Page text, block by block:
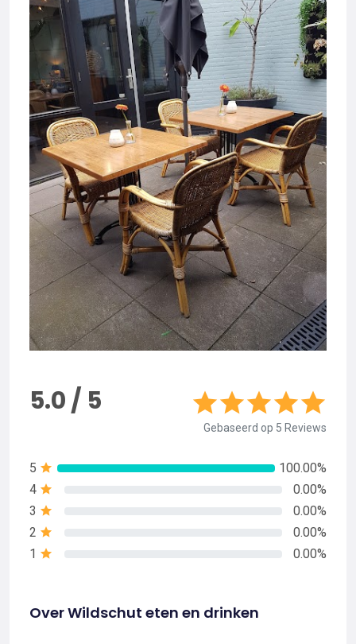
5.0 / 5
Gebaseerd op 5 Reviews
5
100.00%
4
0.00%
3
0.00%
2
0.00%
1
0.00%
Over Wildschut eten en drinken